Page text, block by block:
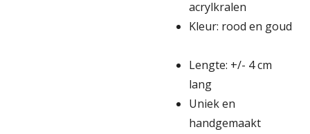
acrylkralen
Kleur: rood en goud
Lengte: +/- 4 cm
lang
Uniek en
handgemaakt